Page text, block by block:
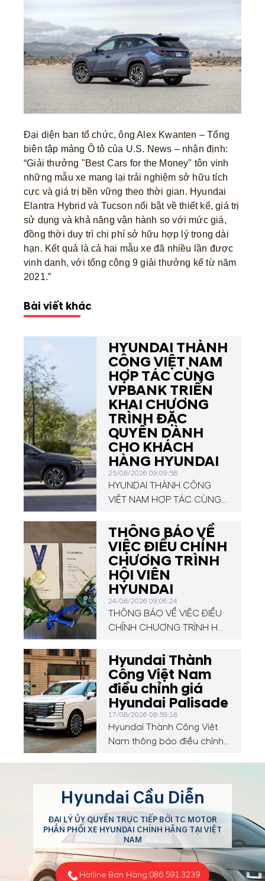
Đại diện ban tổ chức, ông Alex Kwanten – Tổng
biên tập mảng Ô tô của U.S. News – nhận định:
“Giải thưởng "Best Cars for the Money" tôn vinh
những mẫu xe mang lại trải nghiệm sở hữu tích
cực và giá trị bền vững theo thời gian. Hyundai
Elantra Hybrid và Tucson nổi bật về thiết kế, giá trị
sử dụng và khả năng vận hành so với mức giá,
đồng thời duy trì chi phí sở hữu hợp lý trong dài
hạn. Kết quả là cả hai mẫu xe đã nhiều lần được
vinh danh, với tổng cộng 9 giải thưởng kể từ năm
2021.”
Bài viết khác
HYUNDAI THÀNH
CÔNG VIỆT NAM
HỢP TÁC CÙNG
VPBANK TRIỂN
KHAI CHƯƠNG
TRÌNH ĐẶC
QUYỀN DÀNH
CHO KHÁCH
HÀNG HYUNDAI
25/08/2026 09:09:58
HYUNDAI THÀNH CÔNG
VIỆT NAM HỢP TÁC CÙNG
CHƯƠNG TRÌNH ĐẶC
QUYỀN DÀNH CHO KHÁCH
HÀNG HYUNDAI
THÔNG BÁO VỀ
VIỆC ĐIỀU CHỈNH
CHƯƠNG TRÌNH
HỘI VIÊN
HYUNDAI
24/08/2026 09:06:24
THÔNG BÁO VỀ VIỆC ĐIỀU
CHỈNH CHƯƠNG TRÌNH HỘI
Hyundai Thành
Công Việt Nam
điều chỉnh giá
Hyundai Palisade
17/08/2026 08:59:18
Hyundai Thành Công Việt
Nam thông báo điều chỉnh
Hyundai Cầu Diễn
ĐẠI LÝ ỦY QUYỀN TRỰC TIẾP BỞI TC MOTOR
PHÂN PHỐI XE HYUNDAI CHÍNH HÃNG TẠI VIỆT
NAM
Hotline Bán Hàng:086.591.3239